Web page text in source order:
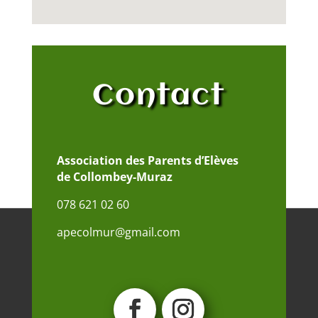
Contact
Association des Parents d’Elèves
de Collombey-Muraz
078 621 02 60
apecolmur@gmail.com